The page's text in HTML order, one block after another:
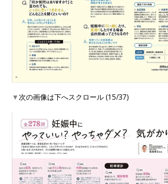
▼次の画像は下へスクロール (15/37)